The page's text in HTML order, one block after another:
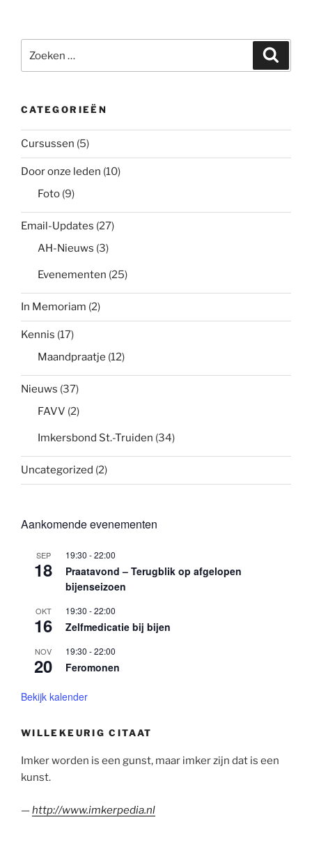
naar:
CATEGORIEËN
Cursussen (5)
Door onze leden (10)
Foto (9)
Email-Updates (27)
AH-Nieuws (3)
Evenementen (25)
In Memoriam (2)
Kennis (17)
Maandpraatje (12)
Nieuws (37)
FAVV (2)
Imkersbond St.-Truiden (34)
Uncategorized (2)
Aankomende evenementen
SEP
18
19:30 -22:00
Praatavond – Terugblik op afgelopen
bijenseizoen
OKT
16
19:30 -22:00
Zelfmedicatie bij bijen
NOV
20
19:30 -22:00
Feromonen
Bekijk kalender
WILLEKEURIG CITAAT
Imker worden is een gunst, maar imker zijn dat is een
kunst.
—http://www.imkerpedia.nl